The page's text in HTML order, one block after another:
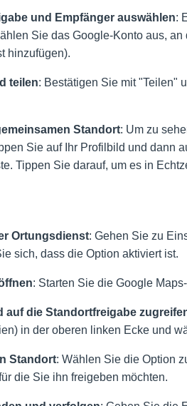
und Empfänger auswählen:
Sie das Google-Konto aus,
hinzufügen).
teilen: Bestätigen Sie mit "Teilen"
Standort: Um zu
Sie auf Ihr Profilbild und dann
Tippen Sie darauf, um es in
Ortungsdienst: Gehen Sie zu
sich, dass die Option aktiviert ist.
: Starten Sie die Google
auf die Standortfreigabe
in der oberen linken Ecke und
Standort: Wählen Sie die Option
die Sie ihn freigeben möchten.